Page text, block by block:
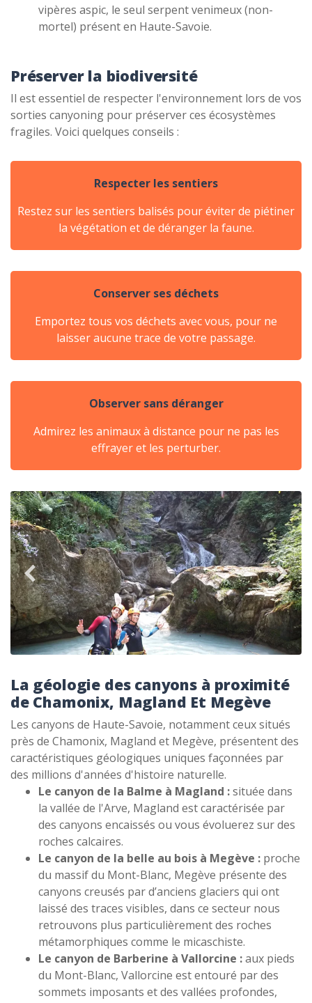
vipères aspic, le seul serpent venimeux (non-
mortel) présent en Haute-Savoie.
Préserver la biodiversité
Il est essentiel de respecter l'environnement lors de vos
sorties canyoning pour préserver ces écosystèmes
fragiles. Voici quelques conseils :
Respecter les sentiers
Restez sur les sentiers balisés pour éviter de piétiner
la végétation et de déranger la faune.
Conserver ses déchets
Emportez tous vos déchets avec vous, pour ne
laisser aucune trace de votre passage.
Observer sans déranger
Admirez les animaux à distance pour ne pas les
effrayer et les perturber.
La géologie des canyons à proximité
de Chamonix, Magland Et Megève
Les canyons de Haute-Savoie, notamment ceux situés
près de Chamonix, Magland et Megève, présentent des
caractéristiques géologiques uniques façonnées par
des millions d'années d'histoire naturelle.
Le canyon de la Balme à Magland :située dans
la vallée de l'Arve, Magland est caractérisée par
des canyons encaissés ou vous évoluerez sur des
roches calcaires.
Le canyon de la belle au bois à Megève : proche
du massif du Mont-Blanc, Megève présente des
canyons creusés par d’anciens glaciers qui ont
laissé des traces visibles, dans ce secteur nous
retrouvons plus particulièrement des roches
métamorphiques comme le micaschiste.
Le canyon de Barberine à Vallorcine :aux pieds
du Mont-Blanc, Vallorcine est entouré par des
sommets imposants et des vallées profondes,